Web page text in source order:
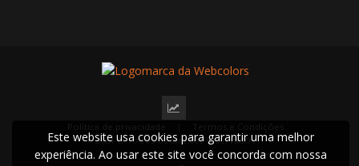
2024 © Todos os direitos reservados.
Este website usa cookies para garantir uma melhor
experiência. Ao usar este site você concorda com nossa